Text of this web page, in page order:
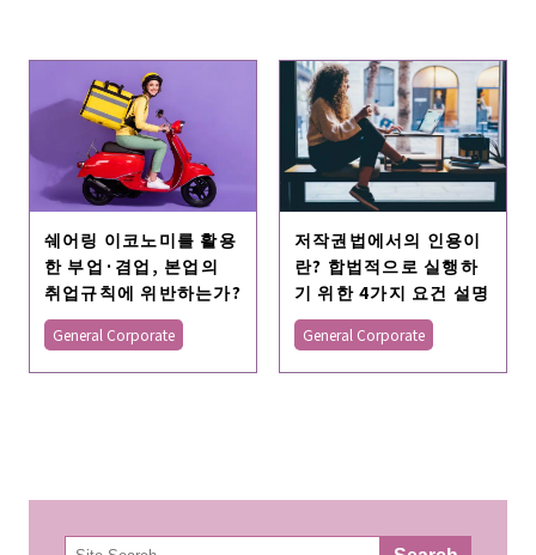
쉐어링 이코노미를 활용
한 부업·겸업, 본업의
취업규칙에 위반하는가?
General Corporate
저작권법에서의 인용이
란? 합법적으로 실행하
기 위한 4가지 요건 설명
General Corporate
検